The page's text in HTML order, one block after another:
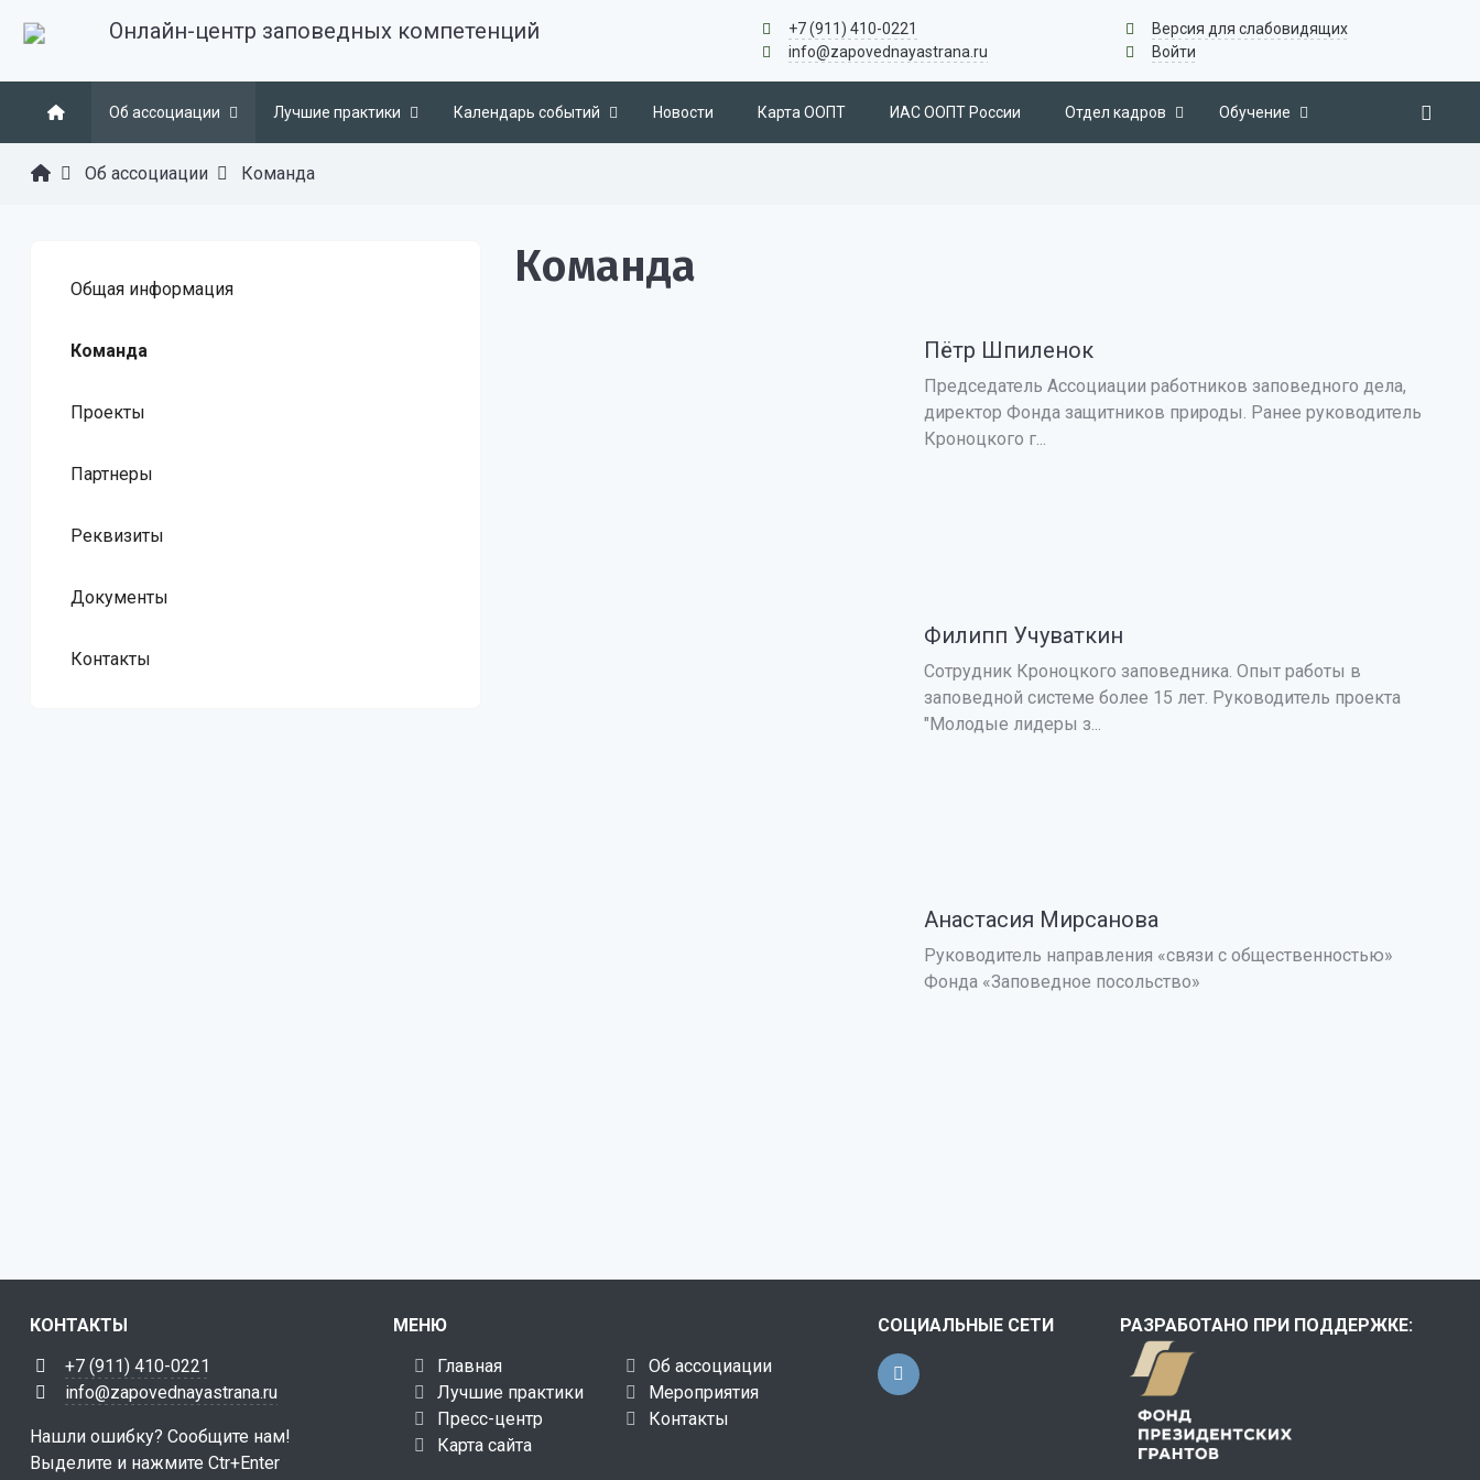
Онлайн-центр заповедных компетенций
+7 (911) 410-0221
info@zapovednayastrana.ru
Версия для слабовидящих
Войти
Об ассоциации Лучшие практики Календарь событий Новости Карта ООПТ ИАС ООПТ России Отдел кадров Обучение
Об ассоциации Команда
Общая информация
Команда
Проекты
Партнеры
Реквизиты
Документы
Контакты
Команда
Пётр Шпиленок
Председатель Ассоциации работников заповедного дела,
директор Фонда защитников природы. Ранее руководитель
Кроноцкого г...
Филипп Учуваткин
Сотрудник Кроноцкого заповедника. Опыт работы в
заповедной системе более 15 лет. Руководитель проекта
"Молодые лидеры з...
Анастасия Мирсанова
Руководитель направления «связи с общественностью»
Фонда «Заповедное посольство»
КОНТАКТЫ
+7 (911) 410-0221
info@zapovednayastrana.ru
Нашли ошибку? Сообщите нам!
Выделите и нажмите Ctr+Enter
МЕНЮ
Главная
Об ассоциации
Лучшие практики
Мероприятия
Пресс-центр
Контакты
Карта сайта
СОЦИАЛЬНЫЕ СЕТИ РАЗРАБОТАНО ПРИ ПОДДЕРЖКЕ: